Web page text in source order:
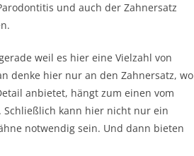
und auch der Zahnersatz
weil es hier eine Vielzahl von
denke hier nur an den Zahnersatz, wo
anbietet, hängt zum einen vom
Schließlich kann hier nicht nur ein
notwendig sein. Und dann bieten